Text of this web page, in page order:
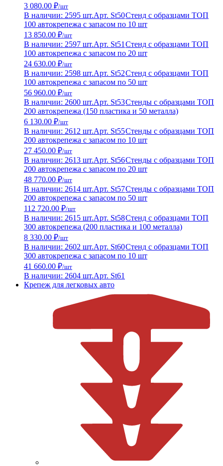
3 080.00 ₽/шт
В наличии: 2595 шт.Арт. St50Стенд с образцами ТОП
100 автокрепежа с запасом по 10 шт
13 850.00 ₽/шт
В наличии: 2597 шт.Арт. St51 Стенд с образцами ТОП
100 автокрепежа с запасом по 20 шт
24 630.00 ₽/шт
В наличии: 2598 шт.Арт. St52Стенд с образцами ТОП
100 автокрепежа с запасом по 50 шт
56 960.00 ₽/шт
В наличии: 2600 шт.Арт. St53Стенды с образцами ТОП
200 автокрепежа (150 пластика и 50 металла)
6 130.00 ₽/шт
В наличии: 2612 шт.Арт. St55Стенды с образцами ТОП
200 автокрепежа с запасом по 10 шт
27 450.00 ₽/шт
В наличии: 2613 шт.Арт. St56Стенды с образцами ТОП
200 автокрепежа с запасом по 20 шт
48 770.00 ₽/шт
В наличии: 2614 шт.Арт. St57Стенды с образцами ТОП
200 автокрепежа с запасом по 50 шт
112 720.00 ₽/шт
В наличии: 2615 шт.Арт. St58Стенд с образцами ТОП
300 автокрепежа (200 пластика и 100 металла)
8 330.00 ₽/шт
В наличии: 2602 шт.Арт. St60Стенд с образцами ТОП
300 автокрепежа с запасом по 10 шт
41 660.00 ₽/шт
В наличии: 2604 шт.Арт. St61
Крепеж для легковых авто